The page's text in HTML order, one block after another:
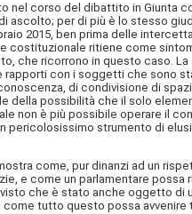
nel corso del dibattito in Giunta
ascolto; per di più è lo stesso
2015, ben prima delle
costituzionale ritiene come
che ricorrono in questo caso.
rapporti con i soggetti che sono
di condivisione di
della possibilità che il solo
non è più possibile operare il
pericolosissimo strumento di
come, pur dinanzi ad un
e come un parlamentare
che è stato anche oggetto
come tutto questo possa